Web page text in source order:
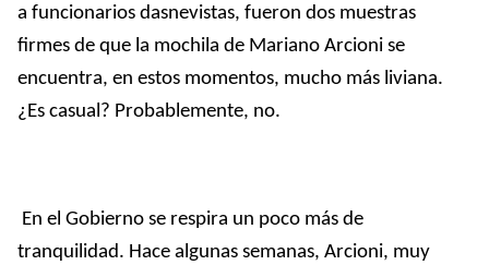
a funcionarios dasnevistas, fueron dos muestras
firmes de que la mochila de Mariano Arcioni se
encuentra, en estos momentos, mucho más liviana.
¿Es casual? Probablemente, no.
En el Gobierno se respira un poco más de
tranquilidad. Hace algunas semanas, Arcioni, muy